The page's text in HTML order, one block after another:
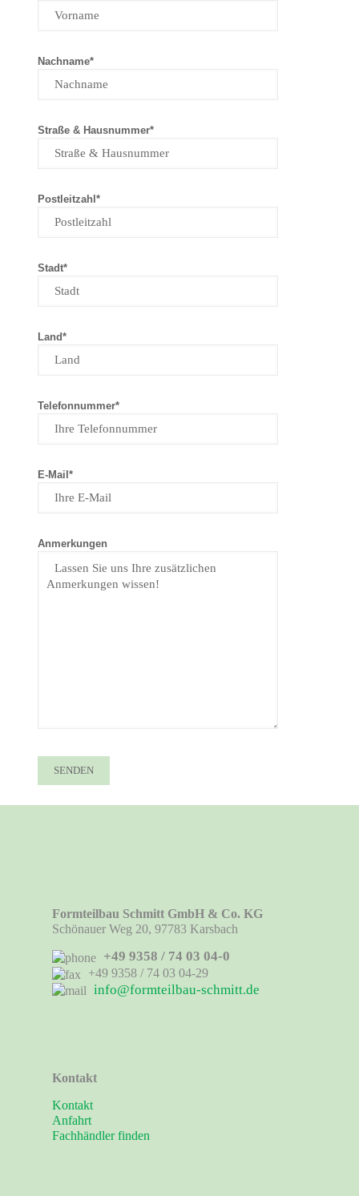
Nachname*
Straße & Hausnummer*
Postleitzahl*
Stadt*
Land*
Telefonnummer*
E-Mail*
Anmerkungen
Formteilbau Schmitt GmbH & Co. KG
Schönauer Weg 20, 97783 Karsbach
+49 9358 / 74 03 04-0
+49 9358 / 74 03 04-29
info@formteilbau-schmitt.de
Kontakt
Kontakt
Anfahrt
Fachhändler finden